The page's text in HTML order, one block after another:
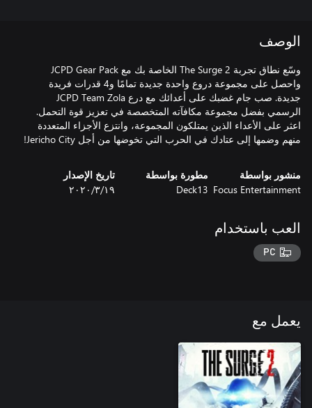
الوصف
وسّع نطاق تجربة The Surge 2 الخاصة بك مع JCPD Gear Pack
واحصل على مجموعة دروع واحدة جديدة تمامًا و4 قدرات فريدة
جديدة. صب جام غضبك على أعدائك مع درع JCPD Team Zola
الرسمي بفضل مجموعة مكافآته المتخصصة في تعزيز قوة التحمل.
اعثر على الأعداء الذين يمتلكون المجموعة، وانتزع الأجزاء المتعددة
منهم وضمها إلى عتادك في الحرب التي تخوضها من أجل Jericho City!
منشور بواسطة
Focus Entertainment
مطورة بواسطة
Deck13
تاريخ الإصدار
١٩‏/٣‏/٢٠٢٠
العب باستخدام
PC
يعمل مع